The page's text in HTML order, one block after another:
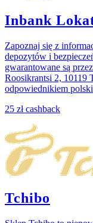
Inbank
Zapoznaj się z
depozytów i
gwarantowane są
Roosikrantsi 2, 10119
odpowiednikiem
25 złcashback
Tchibo